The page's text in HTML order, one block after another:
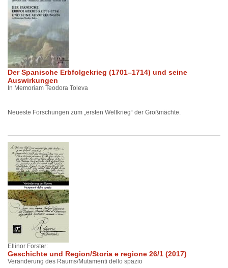
Der Spanische Erbfolgekrieg (1701–1714) und seine
Auswirkungen
In Memoriam Teodora Toleva
Neueste Forschungen zum „ersten Weltkrieg“ der Großmächte.
Ellinor Forster:
Geschichte und Region/Storia e regione 26/1 (2017)
Veränderung des Raums/Mutamenti dello spazio